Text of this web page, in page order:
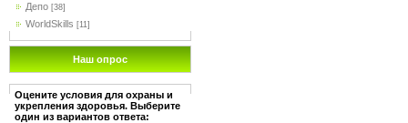
Депо [38]
WorldSkills [11]
Наш опрос
Оцените условия для охраны и
укрепления здоровья. Выберите
один из вариантов ответа: